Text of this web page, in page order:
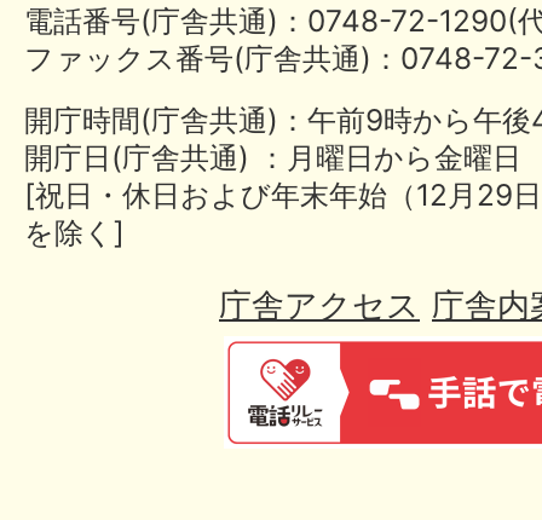
電話番号(庁舎共通)：0748-72-
ファックス番号(庁舎共通)：0748-
開庁時間(庁舎共通)：午前9時から午
開庁日(庁舎共通) ：月曜日から金曜日
[祝日・休日および年末年始（12月29
を除く]
庁舎アクセス 庁舎内